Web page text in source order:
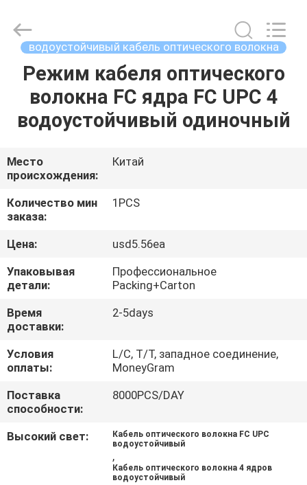
ДОМ
ПРОДУКТЫ
О
НАС
ПУТЕШЕСТВИЕ
ФАБРИКИ
ПРОВЕРКА
КАЧЕСТВА
КАРТА
САЙТА
PRIVACY
Rights
Reserved.водоустойчивый кабель оптического волокна
Режим кабеля оптического
волокна FC ядра FC UPC 4
водоустойчивый одиночный
Место
происхождения:
Китай
Количество мин
заказа:
1PCS
Цена:
usd5.56ea
Упаковывая
детали:
Профессиональное
Packing+Carton
Время
доставки:
2-5days
Условия
оплаты:
L/C, T/T, западное соединение,
MoneyGram
Поставка
способности:
8000PCS/DAY
Высокий свет:
Кабель оптического волокна FC UPC
водоустойчивый
,
Кабель оптического волокна 4 ядров
водоустойчивый